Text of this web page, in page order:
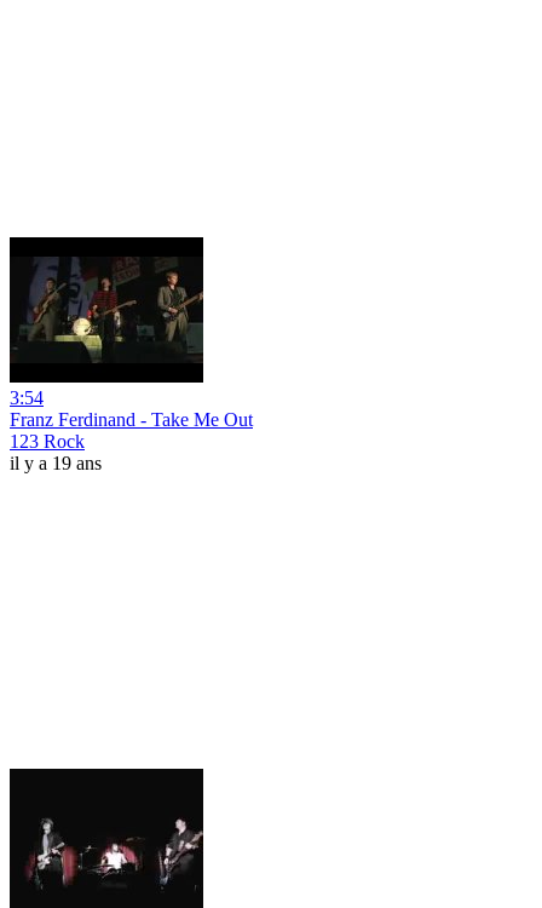
3:54
Franz Ferdinand - Take Me Out
123 Rock
il y a 19 ans